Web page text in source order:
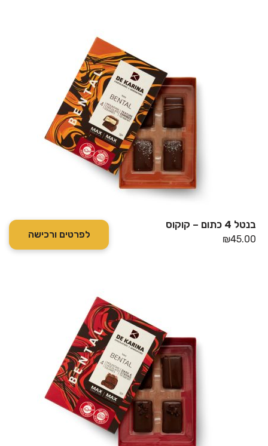
בנטל 4 כתום – קוקוס
₪45.00 לפרטים ורכישה